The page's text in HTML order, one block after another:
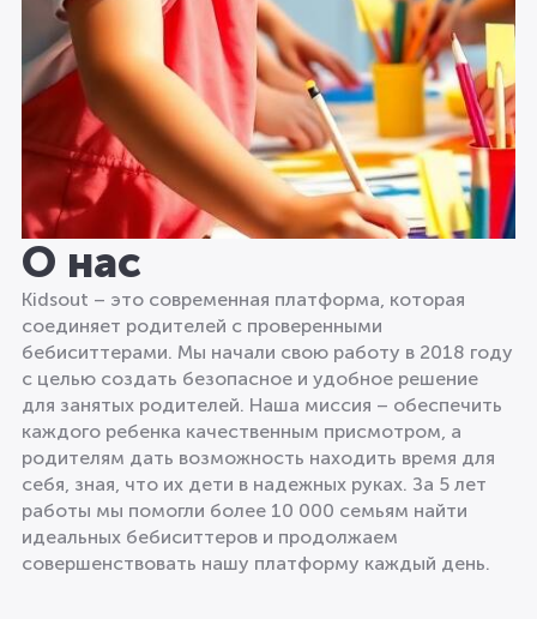
О нас
Kidsout – это современная платформа, которая
соединяет родителей с проверенными
бебиситтерами. Мы начали свою работу в 2018 году
с целью создать безопасное и удобное решение
для занятых родителей. Наша миссия – обеспечить
каждого ребенка качественным присмотром, а
родителям дать возможность находить время для
себя, зная, что их дети в надежных руках. За 5 лет
работы мы помогли более 10 000 семьям найти
идеальных бебиситтеров и продолжаем
совершенствовать нашу платформу каждый день.